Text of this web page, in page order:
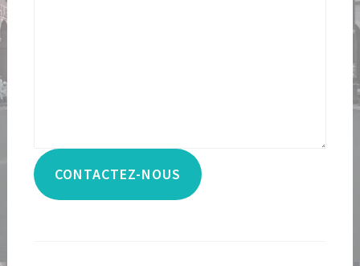
CONTACTEZ-NOUS